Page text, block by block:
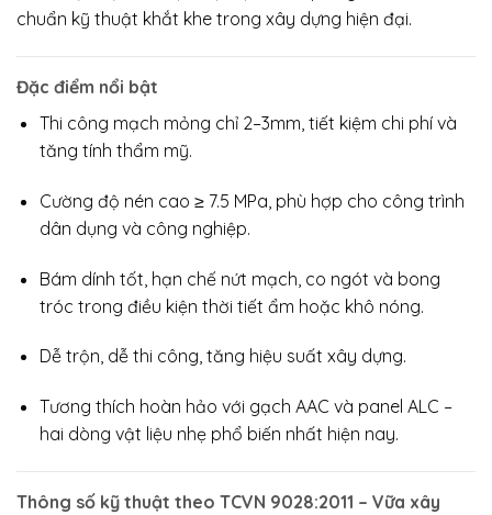
chuẩn kỹ thuật khắt khe trong xây dựng hiện đại.
Đặc điểm nổi bật
Thi công mạch mỏng chỉ 2–3mm, tiết kiệm chi phí và
tăng tính thẩm mỹ.
Cường độ nén cao ≥ 7.5 MPa, phù hợp cho công trình
dân dụng và công nghiệp.
Bám dính tốt, hạn chế nứt mạch, co ngót và bong
tróc trong điều kiện thời tiết ẩm hoặc khô nóng.
Dễ trộn, dễ thi công, tăng hiệu suất xây dựng.
Tương thích hoàn hảo với gạch AAC và panel ALC –
hai dòng vật liệu nhẹ phổ biến nhất hiện nay.
Thông số kỹ thuật theo TCVN 9028:2011 – Vữa xây